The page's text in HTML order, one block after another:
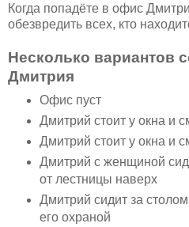
Когда попадёте в офис
обезвредить всех, кто
Несколько вариантов
Дмитрия
Офис пуст
Дмитрий стоит у окна и
Дмитрий стоит у окна и
Дмитрий с женщиной
от лестницы наверх
Дмитрий сидит за
его охраной